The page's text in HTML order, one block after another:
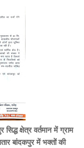
क्षेत्र वर्तमान में ग्राम
बांदकपुर में भक्तों की